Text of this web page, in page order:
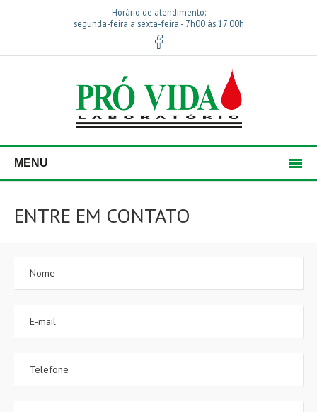
Horário de atendimento:
segunda-feira a sexta-feira - 7h00 às 17:00h
MENU
ENTRE EM CONTATO